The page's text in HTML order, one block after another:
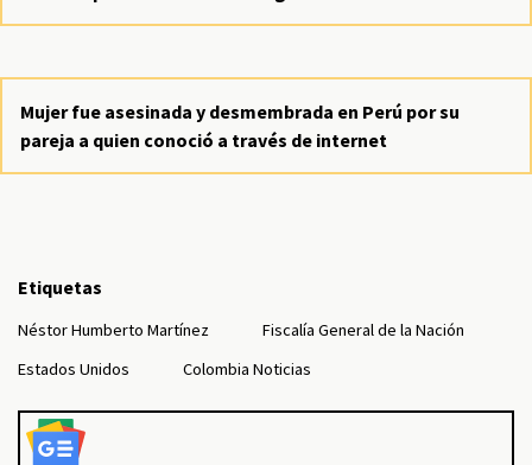
Mujer fue asesinada y desmembrada en Perú por su
pareja a quien conoció a través de internet
Etiquetas
Néstor Humberto Martínez
Fiscalía General de la Nación
Estados Unidos
Colombia Noticias